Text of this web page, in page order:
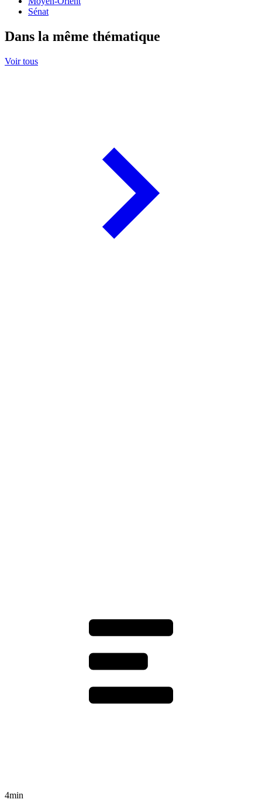
Sénat
Dans la même thématique
Voir tous
4min